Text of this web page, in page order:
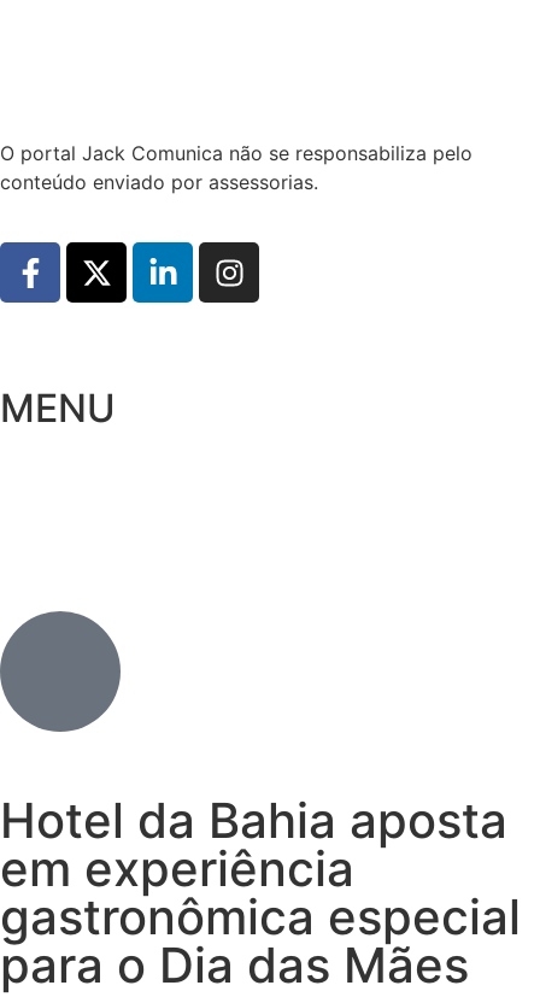
O portal Jack Comunica não se responsabiliza pelo
conteúdo enviado por assessorias.
MENU
Hotel da Bahia aposta
em experiência
gastronômica especial
para o Dia das Mães